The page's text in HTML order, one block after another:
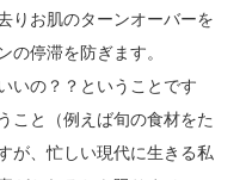
りお肌のターンオーバーを
の停滞を防ぎます。
いの？？ということです
こと（例えば旬の食材をた
が、忙しい現代に生きる私